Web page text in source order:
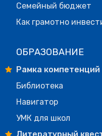
Семейный бюджет
Как грамотно
ОБРАЗОВАНИЕ
Рамка компетенций
Библиотека
Навигатор
УМК для школ
Литературный